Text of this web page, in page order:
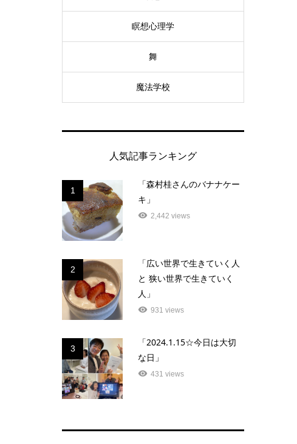
瞑想心理学
舞
魔法学校
人気記事ランキング
1
「森村桂さんのバナナケー
キ」
2,442 views
2
「広い世界で生きていく人
と 狭い世界で生きていく
人」
931 views
3
「2024.1.15☆今日は大切
な日」
431 views